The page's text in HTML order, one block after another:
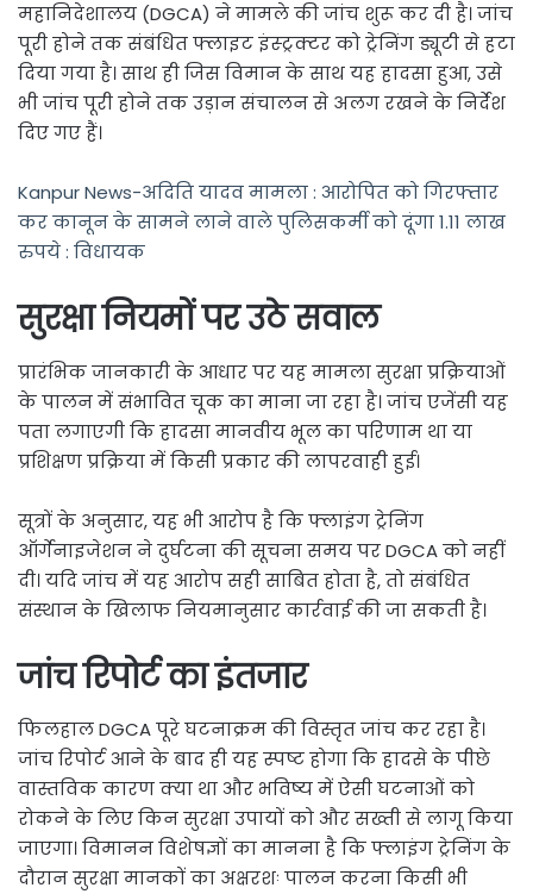
महानिदेशालय (DGCA) ने मामले की जांच शुरू कर दी है। जांच
पूरी होने तक संबंधित फ्लाइट इंस्ट्रक्टर को ट्रेनिंग ड्यूटी से हटा
दिया गया है। साथ ही जिस विमान के साथ यह हादसा हुआ, उसे
भी जांच पूरी होने तक उड़ान संचालन से अलग रखने के निर्देश
दिए गए हैं।
Kanpur News-अदिति यादव मामला : आरोपित को गिरफ्तार
कर कानून के सामने लाने वाले पुलिसकर्मी को दूंगा 1.11 लाख
रुपये : विधायक
सुरक्षा नियमों पर उठे सवाल
प्रारंभिक जानकारी के आधार पर यह मामला सुरक्षा प्रक्रियाओं
के पालन में संभावित चूक का माना जा रहा है। जांच एजेंसी यह
पता लगाएगी कि हादसा मानवीय भूल का परिणाम था या
प्रशिक्षण प्रक्रिया में किसी प्रकार की लापरवाही हुई।
सूत्रों के अनुसार, यह भी आरोप है कि फ्लाइंग ट्रेनिंग
ऑर्गेनाइजेशन ने दुर्घटना की सूचना समय पर DGCA को नहीं
दी। यदि जांच में यह आरोप सही साबित होता है, तो संबंधित
संस्थान के खिलाफ नियमानुसार कार्रवाई की जा सकती है।
जांच रिपोर्ट का इंतजार
फिलहाल DGCA पूरे घटनाक्रम की विस्तृत जांच कर रहा है।
जांच रिपोर्ट आने के बाद ही यह स्पष्ट होगा कि हादसे के पीछे
वास्तविक कारण क्या था और भविष्य में ऐसी घटनाओं को
रोकने के लिए किन सुरक्षा उपायों को और सख्ती से लागू किया
जाएगा। विमानन विशेषज्ञों का मानना है कि फ्लाइंग ट्रेनिंग के
दौरान सुरक्षा मानकों का अक्षरशः पालन करना किसी भी